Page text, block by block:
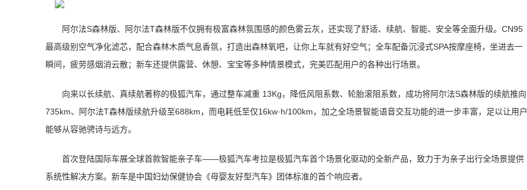
阿尔法S森林版、阿尔法T森林版不仅拥有极富森林氛围感的颜色雾云灰，还实现了舒适、续航、智能、安全等全面升级。CN95
最高级别空气净化滤芯，配合森林木质气息香氛，打造出森林氧吧，让你上车就有好空气；全车配备沉浸式SPA按摩座椅，坐进去一
瞬间，疲劳感烟消云散；新车还提供露营、休憩、宝宝等多种情景模式，完美匹配用户的各种出行场景。
向来以长续航、真续航著称的极狐汽车，通过整车减重 13Kg，降低风阻系数、轮胎滚阻系数，成功将阿尔法S森林版的续航推向
735km、阿尔法T森林版续航升级至688km，而电耗低至仅16kw·h/100km，加之全场景智能语音交互功能的进一步丰富，足以让用户
能够从容驰骋诗与远方。
首次登陆国际车展全球首款智能亲子车——极狐汽车考拉是极狐汽车首个场景化驱动的全新产品，致力于为亲子出行全场景提供
系统性解决方案。新车是中国妇幼保健协会《母婴友好型汽车》团体标准的首个响应者。